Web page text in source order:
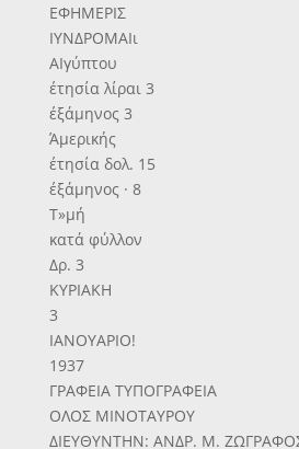
ΕΦΗΜΕΡΙΣ
ΙΥΝΔΡΟΜΑΙι
ΑΙγύπτου
έτησία λίραι 3
έξάμηνος 3
Άμερικής
έτησία δολ. 15
έξάμηνος · 8
Τ»μή
κατά φύλλον
Δρ. 3
ΚΥΡΙΑΚΗ
3
ΙΑΝΟΥΑΡΙΟ!
1937
ΓΡΑΦΕΙΑ ΤΥΠΟΓΡΑΦΕΙΑ
ΟΛΟΣ ΜΙΝΟΤΑΥΡΟΥ
ΔΙΕΥΘΥΝΤΗΝ: ΑΝΔΡ. Μ.